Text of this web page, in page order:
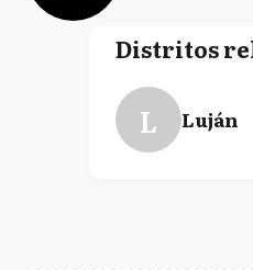
Distritos
L Luján